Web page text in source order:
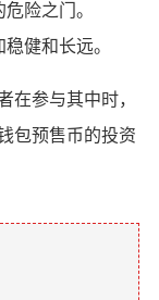
险之门。
健和长远。
在参与其中时，
包预售币的投资